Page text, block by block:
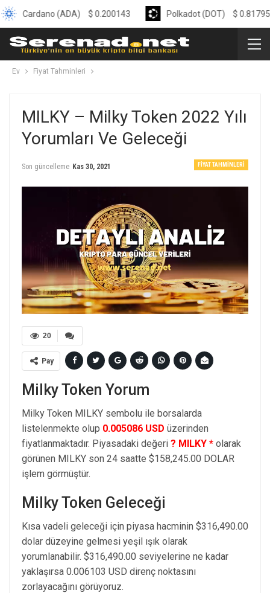
Ev Fiyat Tahminleri
MILKY – Milky Token 2022 Yılı
Yorumları Ve Geleceği
FIYAT TAHMINLERI
Son güncelleme Kas 30, 2021
20
Pay
Milky Token Yorum
Milky Token MILKY sembolu ile borsalarda
listelenmekte olup 0.005086 USD üzerinden
fiyatlanmaktadır. Piyasadaki değeri ? MILKY * olarak
görünen MILKY son 24 saatte $158,245.00 DOLAR
işlem görmüştür.
Milky Token Geleceği
Kısa vadeli geleceği için piyasa hacminin $316,490.00
dolar düzeyine gelmesi yeşil ışık olarak
yorumlanabilir. $316,490.00 seviyelerine ne kadar
yaklaşırsa 0.006103 USD direnç noktasını
zorlayacağını görüyoruz.
(ADA) $0.200143 Polkadot (DOT) $0.817956